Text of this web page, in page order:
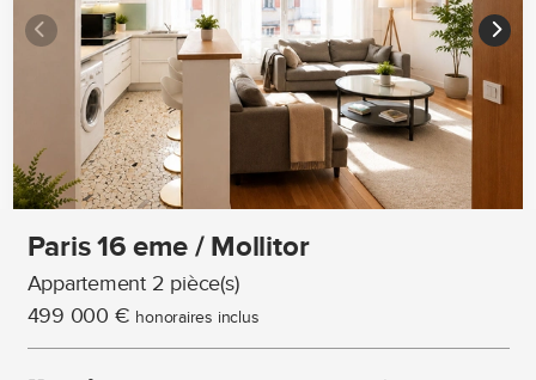
Paris 16 eme / Mollitor
Appartement 2 pièce(s)
499 000 € honoraires inclus